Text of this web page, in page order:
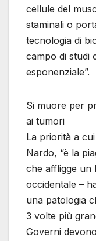
cellule del
staminali o
tecnologia di
campo di studi
esponenziale”.
Si muore per
ai tumori
La priorità a
Nardo, “è la
che affligge un
occidentale –
una patologia
3 volte più
Governi